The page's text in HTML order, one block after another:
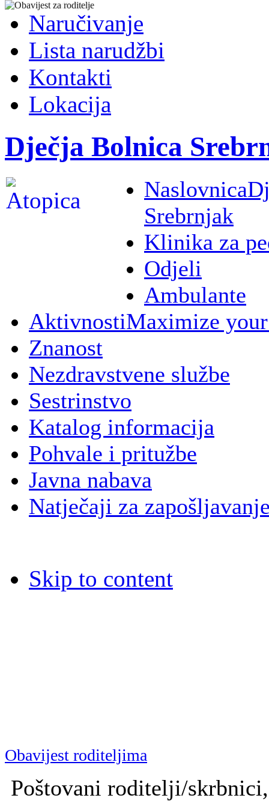
Naručivanje
Lista narudžbi
Kontakti
Lokacija
Dječja Bolnica
Naslovnica
Srebrnjak
Klinika za
Odjeli
Ambulante
AktivnostiMaximize
Znanost
Nezdravstvene službe
Sestrinstvo
Katalog informacija
Pohvale i pritužbe
Javna nabava
Natječaji za
Skip to content
Dječja bolnica Srebrnjak
Dječja bolnica Srebrnjak